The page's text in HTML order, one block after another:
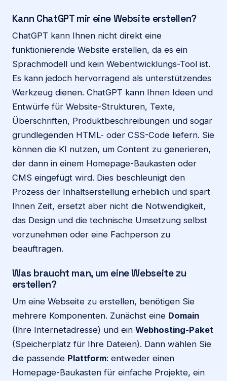
Kann ChatGPT mir eine Website erstellen?
ChatGPT kann Ihnen nicht direkt eine
funktionierende Website erstellen, da es ein
Sprachmodell und kein Webentwicklungs-Tool ist.
Es kann jedoch hervorragend als unterstützendes
Werkzeug dienen. ChatGPT kann Ihnen Ideen und
Entwürfe für Website-Strukturen, Texte,
Überschriften, Produktbeschreibungen und sogar
grundlegenden HTML- oder CSS-Code liefern. Sie
können die KI nutzen, um Content zu generieren,
der dann in einem Homepage-Baukasten oder
CMS eingefügt wird. Dies beschleunigt den
Prozess der Inhaltserstellung erheblich und spart
Ihnen Zeit, ersetzt aber nicht die Notwendigkeit,
das Design und die technische Umsetzung selbst
vorzunehmen oder eine Fachperson zu
beauftragen.
Was braucht man, um eine Webseite zu
erstellen?
Um eine Webseite zu erstellen, benötigen Sie
mehrere Komponenten. Zunächst eine Domain
(Ihre Internetadresse) und ein Webhosting-Paket
(Speicherplatz für Ihre Dateien). Dann wählen Sie
die passende Plattform: entweder einen
Homepage-Baukasten für einfache Projekte, ein